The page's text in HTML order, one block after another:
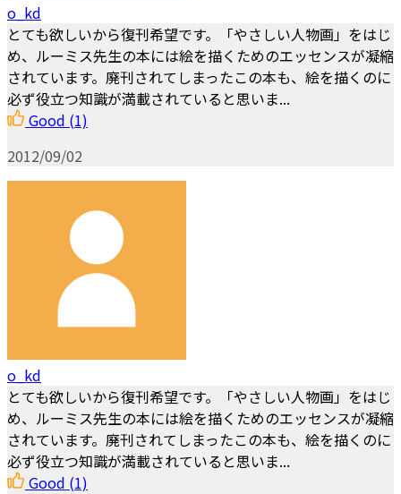
o_kd
とても欲しいから復刊希望です。「やさしい人物画」をはじ
め、ルーミス先生の本には絵を描くためのエッセンスが凝縮
されています。廃刊されてしまったこの本も、絵を描くのに
必ず役立つ知識が満載されていると思いま...
Good (1)
2012/09/02
o_kd
とても欲しいから復刊希望です。「やさしい人物画」をはじ
め、ルーミス先生の本には絵を描くためのエッセンスが凝縮
されています。廃刊されてしまったこの本も、絵を描くのに
必ず役立つ知識が満載されていると思いま...
Good (1)